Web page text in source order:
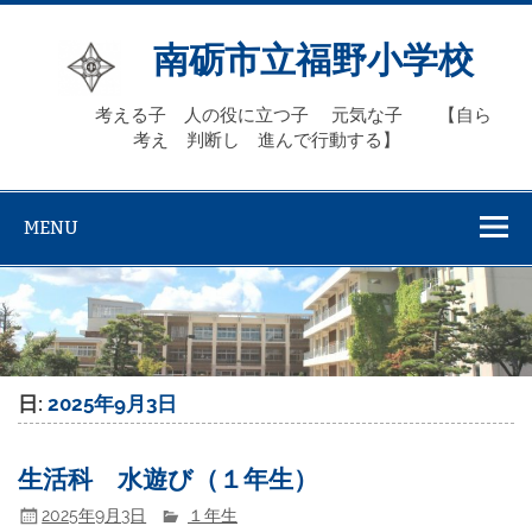
Skip
南砺市立福野小学校
考える子 人の役に立つ子 元気な子 【自ら
考え 判断し 進んで行動する】
MENU
日:2025年9月3日
生活科 水遊び（１年生）
2025年9月3日 １年生